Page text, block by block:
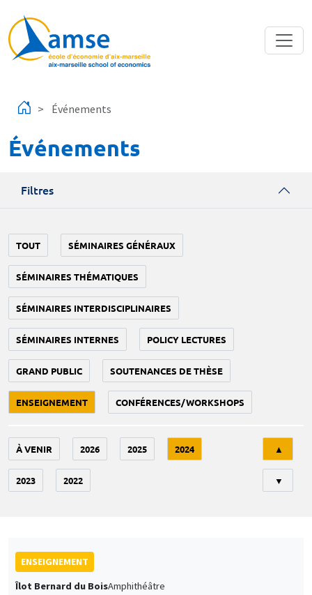
Événements
Événements
Filtres
TOUT SÉMINAIRES GÉNÉRAUX
SÉMINAIRES THÉMATIQUES
SÉMINAIRES INTERDISCIPLINAIRES
SÉMINAIRES INTERNES POLICY LECTURES
GRAND PUBLIC SOUTENANCES DE THÈSE
ENSEIGNEMENT CONFÉRENCES/WORKSHOPS
À VENIR 2026 2025 2024
2023 2022
▲
▼
ENSEIGNEMENT
Îlot Bernard du BoisAmphithéâtre